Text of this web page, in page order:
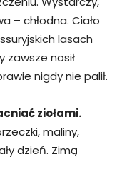
– chłodna. Ciało
lasach
zawsze nosił
nigdy nie palił.
ziołami.
maliny,
dzień. Zimą